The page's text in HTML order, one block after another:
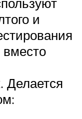
и
Делается